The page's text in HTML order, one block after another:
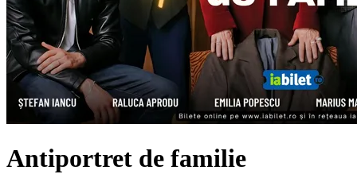
Antiportret de familie